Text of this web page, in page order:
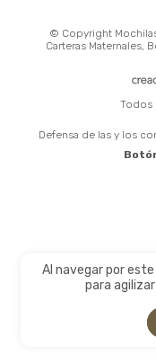
Al navegar por
para
© Copyright
Carteras Maternales,
Todos
Defensa de las y los